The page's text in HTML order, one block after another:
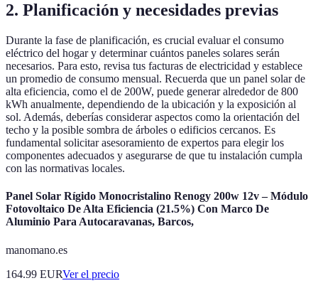
2. Planificación y necesidades previas
Durante la fase de planificación, es crucial evaluar el consumo
eléctrico del hogar y determinar cuántos paneles solares serán
necesarios. Para esto, revisa tus facturas de electricidad y establece
un promedio de consumo mensual. Recuerda que un panel solar de
alta eficiencia, como el de 200W, puede generar alrededor de 800
kWh anualmente, dependiendo de la ubicación y la exposición al
sol. Además, deberías considerar aspectos como la orientación del
techo y la posible sombra de árboles o edificios cercanos. Es
fundamental solicitar asesoramiento de expertos para elegir los
componentes adecuados y asegurarse de que tu instalación cumpla
con las normativas locales.
Panel Solar Rígido Monocristalino Renogy 200w 12v – Módulo
Fotovoltaico De Alta Eficiencia (21.5%) Con Marco De
Aluminio Para Autocaravanas, Barcos,
manomano.es
164.99 EURVer el precio